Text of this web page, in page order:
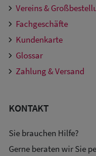
Vereins &
Fachgeschäfte
Kundenkarte
Glossar
Zahlung & Versand
KONTAKT
Sie brauchen Hilfe?
Gerne beraten wir Sie